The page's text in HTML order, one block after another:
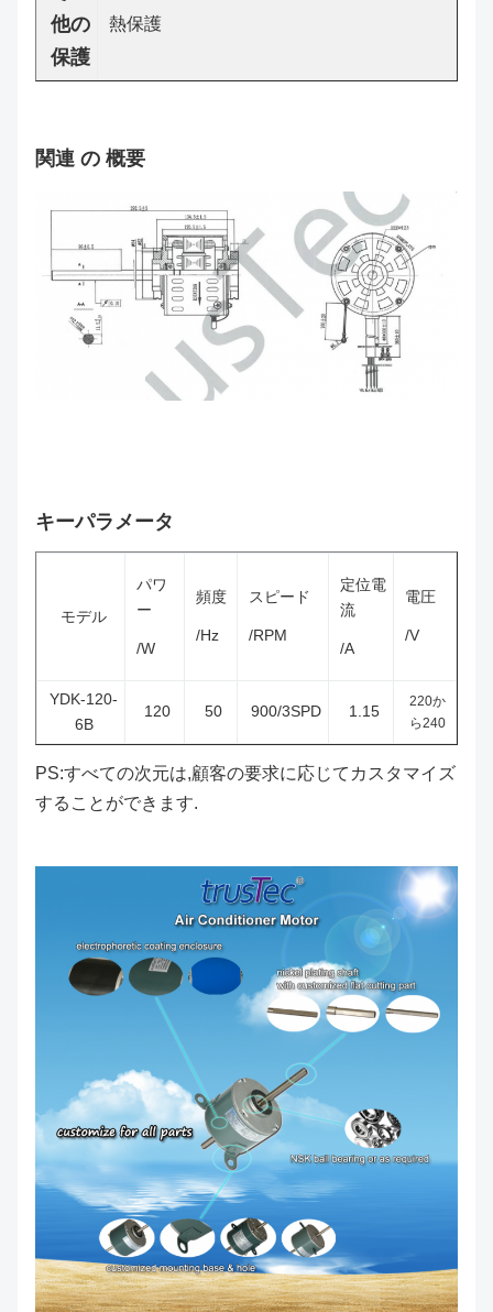
他の
保護
熱保護
関連 の 概要
キーパラメータ
モデル
パワ
ー
/W
頻度
/Hz
スピード
/RPM
定位電
流
/A
電圧
/V
YDK-120-
6B
120 50 900/3SPD 1.15
220か
ら240
PS:すべての次元は,顧客の要求に応じてカスタマイズ
することができます.